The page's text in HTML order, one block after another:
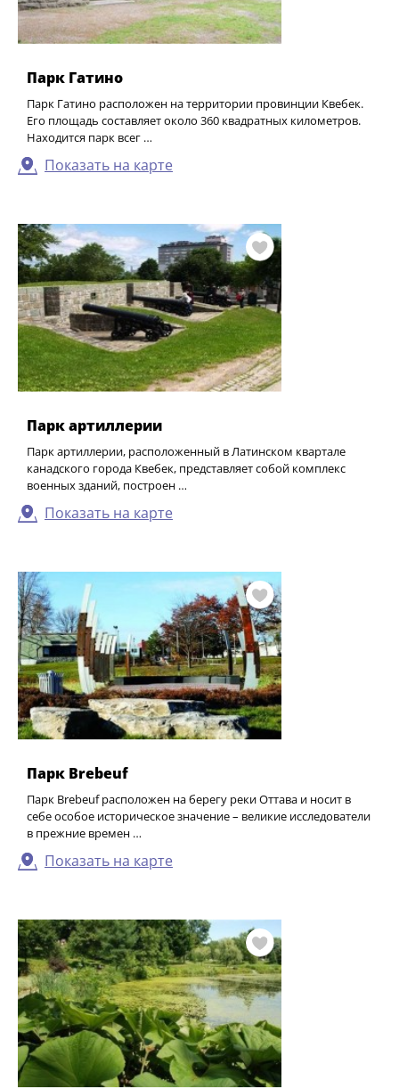
Парк Гатино
Парк Гатино расположен на территории провинции Квебек.
Его площадь составляет около 360 квадратных километров.
Находится парк всег …
Показать на карте
Парк артиллерии
Парк артиллерии, расположенный в Латинском квартале
канадского города Квебек, представляет собой комплекс
военных зданий, построен …
Показать на карте
Парк Brebeuf
Парк Brebeuf расположен на берегу реки Оттава и носит в
себе особое историческое значение – великие исследователи
в прежние времен …
Показать на карте